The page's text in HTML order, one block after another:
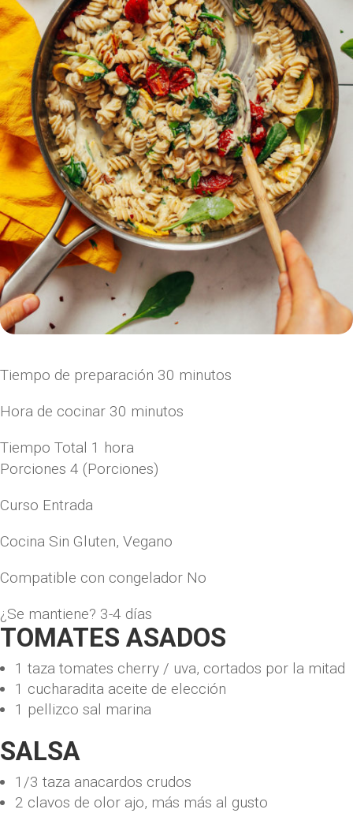
Tiempo de preparación 30 minutos
Hora de cocinar 30 minutos
Tiempo Total 1 hora
Porciones 4 (Porciones)
Curso Entrada
Cocina Sin Gluten, Vegano
Compatible con congelador No
¿Se mantiene? 3-4 días
TOMATES ASADOS
1 taza tomates cherry / uva, cortados por la mitad
1 cucharadita aceite de elección
1 pellizco sal marina
SALSA
1/3 taza anacardos crudos
2 clavos de olor ajo, más más al gusto